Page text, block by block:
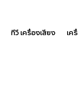
ทีวี เครื่องเสียง เค